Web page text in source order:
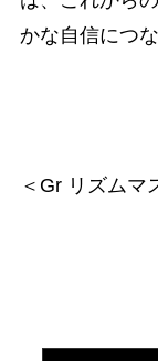
かな自信につ
＜Gr リズムマ